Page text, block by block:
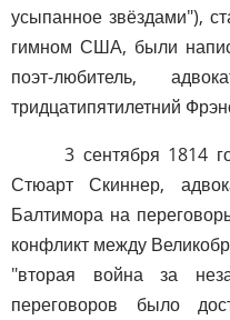
усыпанное звёздами"),
гимном США, были
поэт-любитель,
тридцатипятилетний
3 сентября 1814
Стюарт Скиннер,
Балтимора на
конфликт между
"вторая война за
переговоров было